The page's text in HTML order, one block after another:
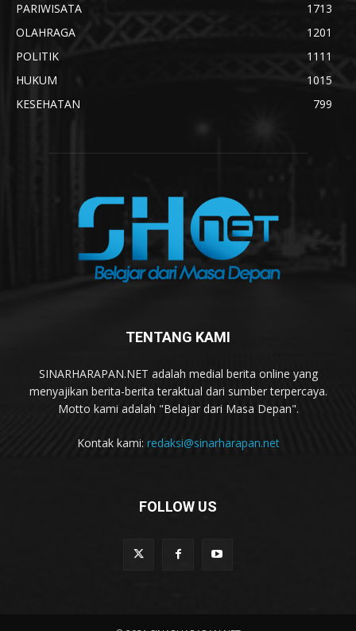
PARIWISATA
1713
OLAHRAGA
1201
POLITIK
1111
HUKUM
1015
KESEHATAN
799
TENTANG KAMI
SINARHARAPAN.NET adalah medial berita online yang
menyajikan berita-berita teraktual dari sumber terpercaya.
Motto kami adalah "Belajar dari Masa Depan".
Kontak kami: redaksi@sinarharapan.net
FOLLOW US